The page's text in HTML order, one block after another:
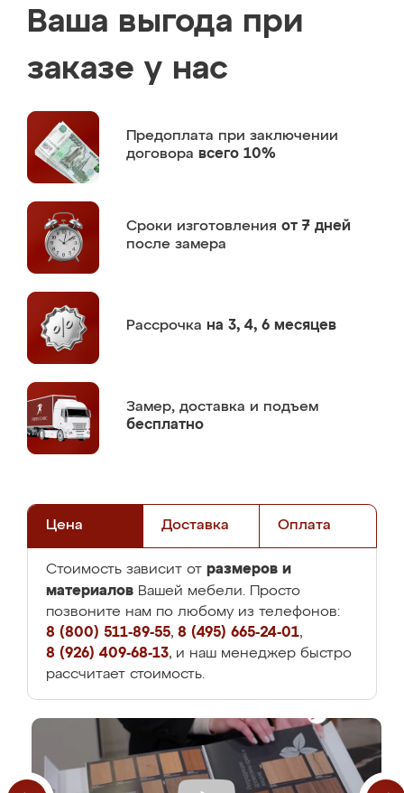
Ваша выгода при
заказе у нас
Предоплата при заключении
договора всего 10%
Сроки изготовления от 7 дней
после замера
Рассрочка на 3, 4, 6 месяцев
Замер, доставка и подъем
бесплатно
Цена Доставка Оплата
Стоимость зависит от размеров и
материалов Вашей мебели. Просто
позвоните нам по любому из телефонов:
8 (800) 511-89-55, 8 (495) 665-24-01,
8 (926) 409-68-13, и наш менеджер быстро
рассчитает стоимость.